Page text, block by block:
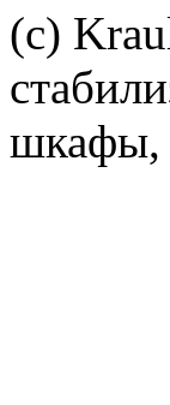
(c)
шкафы,